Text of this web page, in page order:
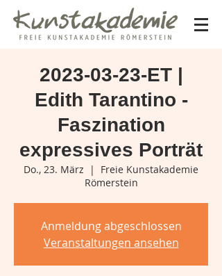
2023-03-23-ET |
Edith Tarantino -
Faszination
expressives Porträt
Do., 23. März
  |
Freie Kunstakademie
Römerstein
Anmeldung abgeschlossen
Veranstaltungen ansehen